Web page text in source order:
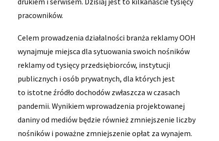
pracowników.
Celem prowadzenia działalności branża reklamy OOH
wynajmuje miejsca dla sytuowania swoich nośników
reklamy od tysięcy przedsiębiorców, instytucji
publicznych i osób prywatnych, dla których jest
to istotne źródło dochodów zwłaszcza w czasach
pandemii. Wynikiem wprowadzenia projektowanej
daniny od mediów będzie również zmniejszenie liczby
nośników i poważne zmniejszenie opłat za wynajem.